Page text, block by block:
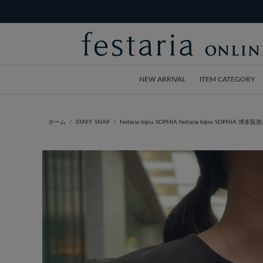
NEW ARRIVAL ITEM CATEGORY
ホーム STAFF SNAP festaria bijou SOPHIA festaria bijou SOPHIA 博多阪